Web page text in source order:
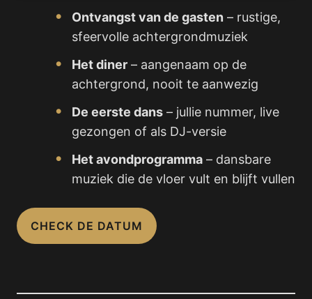
Ontvangst van de gasten – rustige,
sfeervolle achtergrondmuziek
Het diner – aangenaam op de
achtergrond, nooit te aanwezig
De eerste dans – jullie nummer, live
gezongen of als DJ-versie
Het avondprogramma – dansbare
muziek die de vloer vult en blijft vullen
CHECK DE DATUM